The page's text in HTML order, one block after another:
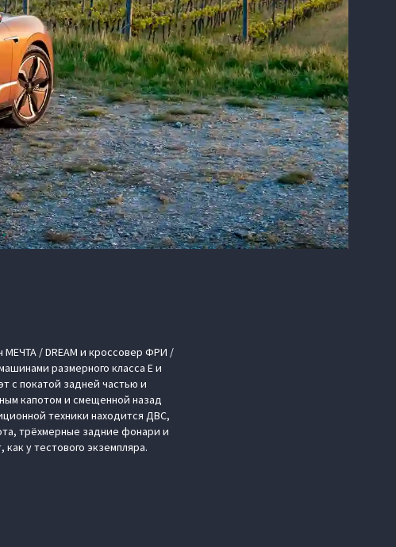
/ DREAM и кроссовер ФРИ /
размерного класса E и
с покатой задней частью и
капотом и смещенной назад
техники находится ДВС,
трёхмерные задние фонари и
у тестового экземпляра.